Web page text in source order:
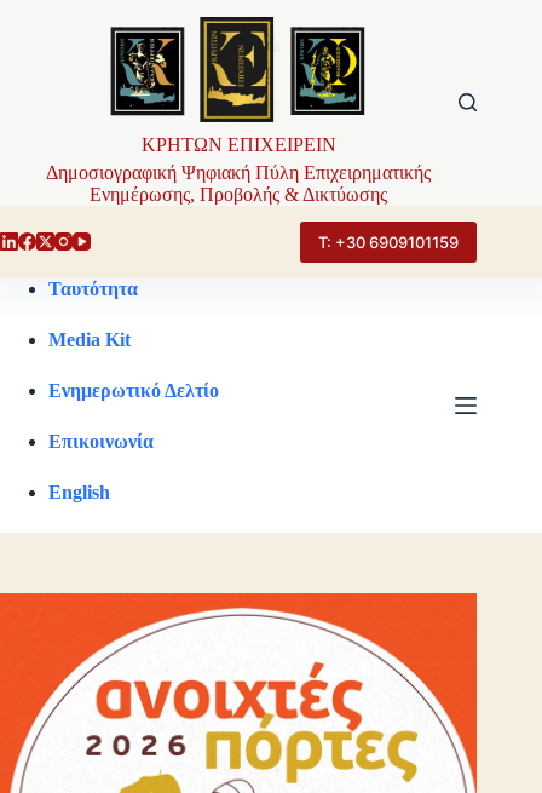
ΚΡΗΤΩΝ ΕΠΙΧΕΙΡΕΙΝ
Δημοσιογραφική Ψηφιακή Πύλη Επιχειρηματικής
Ενημέρωσης, Προβολής & Δικτύωσης
Τ: +30 6909101159
Ταυτότητα
Media Kit
Ενημερωτικό Δελτίο
Επικοινωνία
English